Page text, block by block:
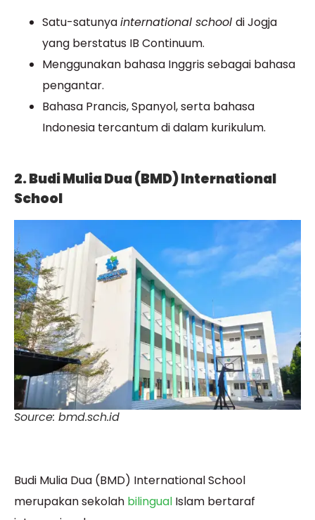
Satu-satunyainternational school di Jogja
yang berstatus IB Continuum.
Menggunakan bahasa Inggris sebagai bahasa
pengantar.
Bahasa Prancis, Spanyol, serta bahasa
Indonesia tercantum di dalam kurikulum.
2. Budi Mulia Dua (BMD) International
School
Source: bmd.sch.id
Budi Mulia Dua (BMD) International School
merupakan sekolah bilingual Islam bertaraf